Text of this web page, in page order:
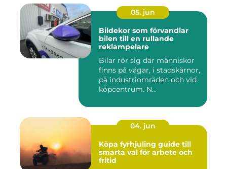
05. jun
Bildekor som förvandlar
bilen till en rullande
reklampelare
Bilar rör sig där människor
finns på vägar, i stadskärnor,
på industriområden och vid
köpcentrum. N...
04. jun
Köpa fyrhjuling guide till
smarta val för arbete och
fritid